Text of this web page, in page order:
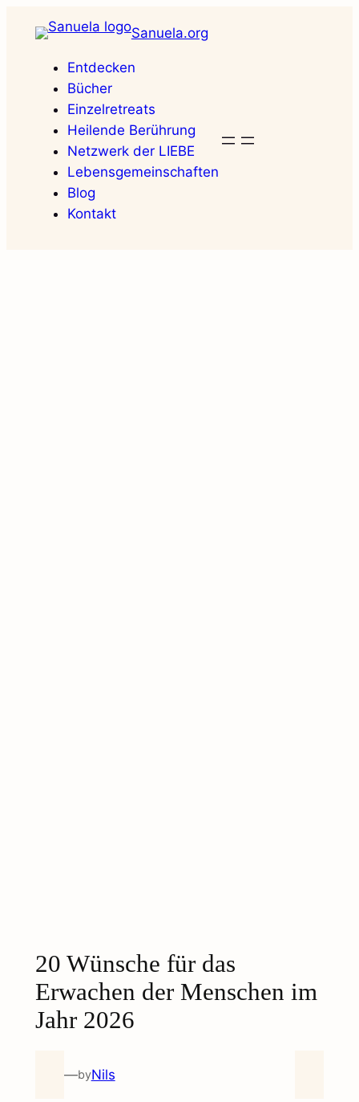
Inhalt
Sanuela.org
Entdecken
Bücher
Einzelretreats
Heilende Berührung
Netzwerk der LIEBE
Lebensgemeinschaften
Blog
Kontakt
20 Wünsche für das
Erwachen der Menschen im
Jahr 2026
—byNils